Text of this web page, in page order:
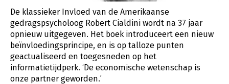
De klassieker Invloed van de Amerikaanse
gedragspsycholoog Robert Cialdini wordt na 37 jaar
opnieuw uitgegeven. Het boek introduceert een nieuw
beïnvloedingsprincipe, en is op talloze punten
geactualiseerd en toegesneden op het
informatietijdperk. ‘De economische wetenschap is
onze partner geworden.’